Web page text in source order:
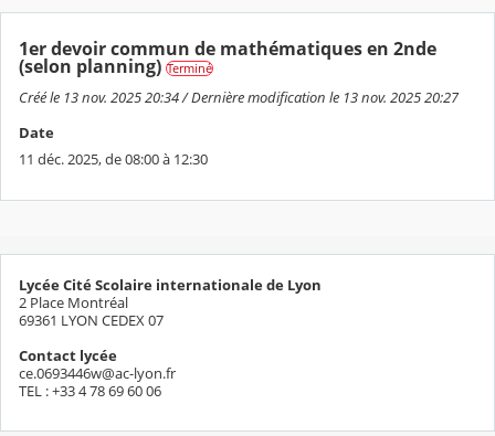
1er devoir commun de mathématiques en 2nde
(selon planning) Terminé
Créé le 13 nov. 2025 20:34 / Dernière modification le 13 nov. 2025 20:27
Date
11 déc. 2025, de 08:00 à 12:30
Lycée Cité Scolaire internationale de Lyon
2 Place Montréal
69361 LYON CEDEX 07
Contact lycée
ce.0693446w@ac-lyon.fr
TEL : +33 4 78 69 60 06